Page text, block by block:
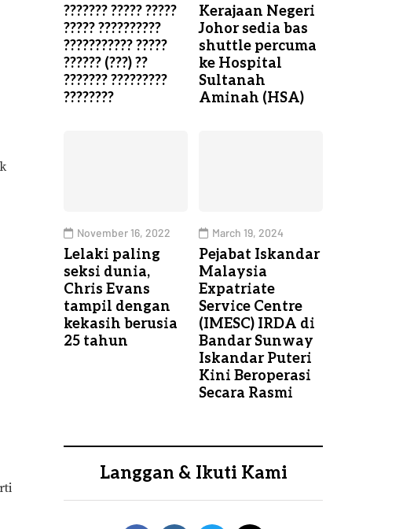
??????? ????? ?????
????? ??????????
??????????? ?????
?????? (???) ??
??????? ?????????
????????
Kerajaan Negeri
Johor sedia bas
shuttle percuma
ke Hospital
Sultanah
Aminah (HSA)
November 16, 2022
Lelaki paling
seksi dunia,
Chris Evans
tampil dengan
kekasih berusia
25 tahun
March 19, 2024
Pejabat Iskandar
Malaysia
Expatriate
Service Centre
(IMESC) IRDA di
Bandar Sunway
Iskandar Puteri
Kini Beroperasi
Secara Rasmi
Langgan & Ikuti Kami